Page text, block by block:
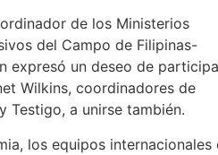
de los Ministerios
del Campo de Filipinas-
expresó un deseo de
Wilkins, coordinadores de
Testigo, a unirse también.
los equipos internacionales